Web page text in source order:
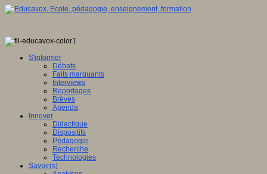
S'informer
Débats
Faits marquants
Interviews
Reportages
Brèves
Agenda
Innover
Didactique
Dispositifs
Pédagogie
Recherche
Technologies
Savoir(s)